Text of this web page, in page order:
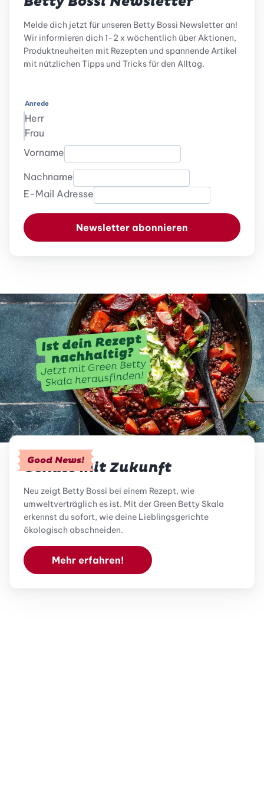
Melde dich jetzt für unseren Betty Bossi Newsletter an!
Wir informieren dich 1-2 x wöchentlich über Aktionen,
Produktneuheiten mit Rezepten und spannende Artikel
mit nützlichen Tipps und Tricks für den Alltag.
Anrede
Herr
Frau
Vorname
Nachname
E-Mail Adresse
Newsletter abonnieren
Good News!
Genuss mit Zukunft
Neu zeigt Betty Bossi bei einem Rezept, wie
umweltverträglich es ist. Mit der Green Betty Skala
erkennst du sofort, wie deine Lieblingsgerichte
ökologisch abschneiden.
Mehr erfahren!